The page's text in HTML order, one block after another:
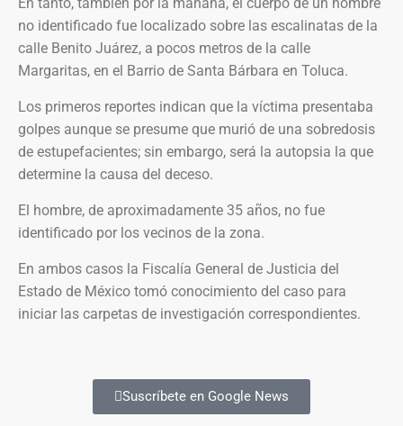
no identificado fue localizado sobre las escalinatas de la
calle Benito Juárez, a pocos metros de la calle
Margaritas, en el Barrio de Santa Bárbara en Toluca.
Los primeros reportes indican que la víctima presentaba
golpes aunque se presume que murió de una sobredosis
de estupefacientes; sin embargo, será la autopsia la que
determine la causa del deceso.
El hombre, de aproximadamente 35 años, no fue
identificado por los vecinos de la zona.
En ambos casos la Fiscalía General de Justicia del
Estado de México tomó conocimiento del caso para
iniciar las carpetas de investigación correspondientes.
Suscríbete en Google News